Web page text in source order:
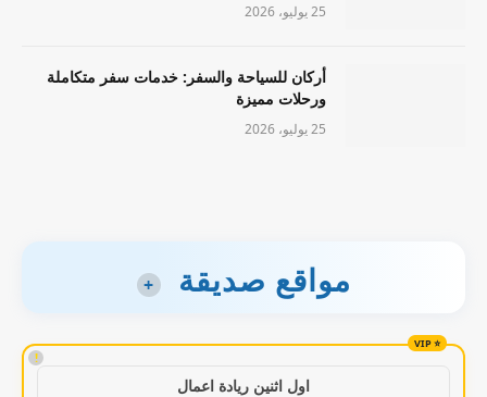
25 يوليو، 2026
أركان للسياحة والسفر: خدمات سفر متكاملة
ورحلات مميزة
25 يوليو، 2026
مواقع صديقة +
!
اول اثنين ريادة اعمال